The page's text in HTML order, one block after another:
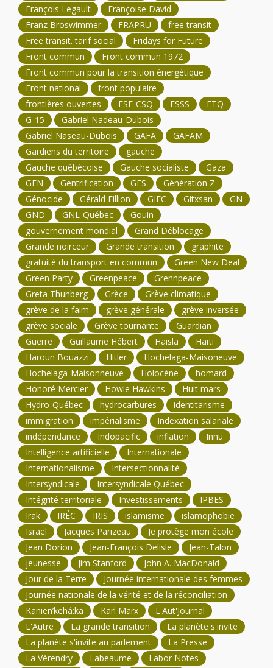
François Legault
Françoise David
Franz Broswimmer
FRAPRU
free transit
Free transit. tarif social
Fridays for Future
Front commun
Front commun 1972
Front commun pour la transition énergétique
Front national
front populaire
frontières ouvertes
FSE-CSQ FSSS
FTQ
G-15
Gabriel Nadeau-Dubois
Gabriel Naseau-Dubois
GAFA
GAFAM
Gardiens du territoire
gauche
Gauche québécoise
Gauche socialiste
Gaza
GEN
Gentrification GES
Génération Z
Génocide
Gérald Fillion GIEC Gitxsan
GN
GND
GNL-Québec
Gouin
gouvernement mondial
Grand Déblocage
Grande noirceur
Grande transition
graphite
gratuité du transport en commun
Green New Deal
Green Party
Greenpeace
Grennpeace
Greta Thunberg
Grèce
Grève climatique
grève de la faim
grève générale
grève inversée
grève sociale
Grève tournante
Guardian
Guerre
Guillaume Hébert Haisla
Haïti
Haroun Bouazzi
Hitler
Hochelaga-Maisoneuve
Hochelaga-Maisonneuve
Holocène
homard
Honoré Mercier
Howie Hawkins
Huit mars
Hydro-Québec
hydrocarbures
identitarisme
immigration
impérialisme
Indexation salariale
indépendance
Indopacific inflation
Innu
Intelligence artificielle
Internationale
Internationalisme
Intersectionnalité
Intersyndicale
Intersyndicale Québec
Intégrité territoriale
Investissements
IPBES
Irak
IRÉC IRIS islamisme
islamophobie
Israël
Jacques Parizeau
Je protège mon école
Jean Dorion
Jean-François Delisle
Jean-Talon
jeunesse
Jim Stanford
John A. MacDonald
Jour de la Terre
Journée internationale des femmes
Journée nationale de la vérité et de la réconciliation
Kanien’kehá:ka
Karl Marx
L'Aut'Journal
L'Autre
La grande transition
La planète s'invite
La planète s'invite au parlement
La Presse
La Vérendry
Labeaume Labor Notes